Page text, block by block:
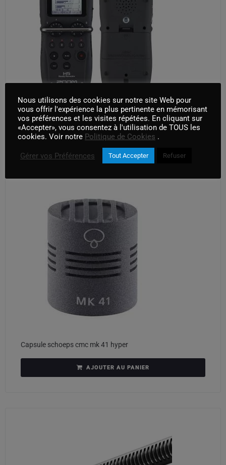
Zoom h5 + kit suspension et fourrure rycote
AJOUTER AU PANIER
Capsule schoeps cmc mk 41 hyper
AJOUTER AU PANIER
Nous utilisons des cookies sur notre site Web pour
vous offrir l'expérience la plus pertinente en mémorisant
vos préférences et les visites répétées. En cliquant sur
«Accepter», vous consentez à l'utilisation de TOUS les
cookies. Voir notre Politique de Cookies .
Gérer vos Préférences Tout Accepter Refuser